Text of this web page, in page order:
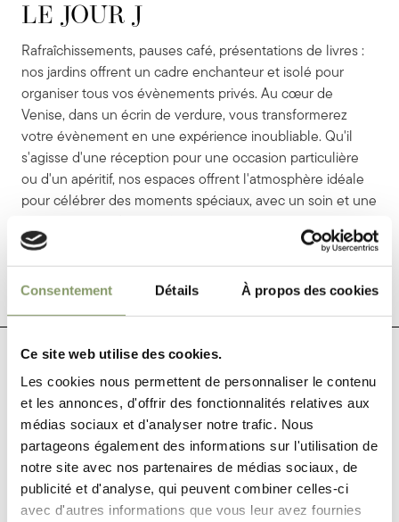
Consentement Détails À propos des cookies
Ce site web utilise des cookies.
Les cookies nous permettent de personnaliser le contenu
et les annonces, d'offrir des fonctionnalités relatives aux
médias sociaux et d'analyser notre trafic. Nous
partageons également des informations sur l'utilisation de
notre site avec nos partenaires de médias sociaux, de
publicité et d'analyse, qui peuvent combiner celles-ci
avec d'autres informations que vous leur avez fournies
LE JOUR J
LE JOUR J
Rafraîchissements, pauses café, présentations de livres :
nos jardins offrent un cadre enchanteur et isolé pour
organiser tous vos évènements privés. Au cœur de
Venise, dans un écrin de verdure, vous transformerez
votre évènement en une expérience inoubliable. Qu'il
s'agisse d'une réception pour une occasion particulière
ou d'un apéritif, nos espaces offrent l'atmosphère idéale
pour célébrer des moments spéciaux, avec un soin et une
Contactez-nous